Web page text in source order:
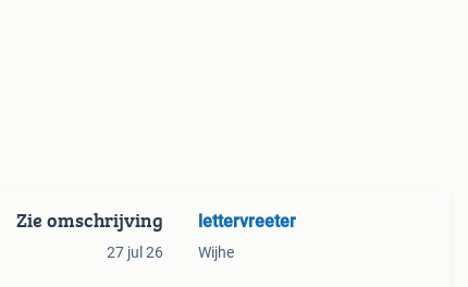
Zie omschrijving
27 jul 26
lettervreeter
Wijhe